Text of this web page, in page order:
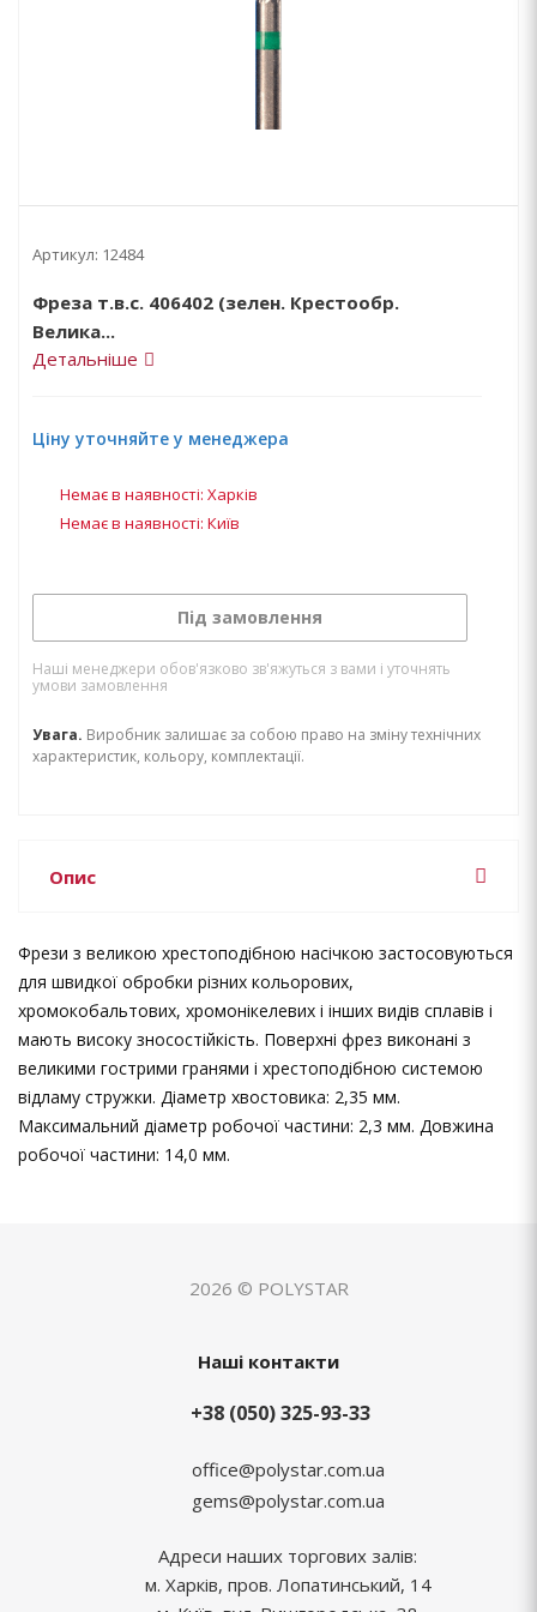
Артикул: 12484
Фреза т.в.с. 406402 (зелен. Крестообр.
Велика...
Детальніше
Ціну уточняйте у менеджера
Немає в наявності: Харків
Немає в наявності: Київ
Під замовлення
Наші менеджери обов'язково зв'яжуться з вами і уточнять
умови замовлення
Увага. Виробник залишає за собою право на зміну технічних
характеристик, кольору, комплектації.
Опис
Фрези з великою хрестоподібною насічкою застосовуються
для швидкої обробки різних кольорових,
хромокобальтових, хромонікелевих і інших видів сплавів і
мають високу зносостійкість. Поверхні фрез виконані з
великими гострими гранями і хрестоподібною системою
відламу стружки. Діаметр хвостовика: 2,35 мм.
Максимальний діаметр робочої частини: 2,3 мм. Довжина
робочої частини: 14,0 мм.
2026 © POLYSTAR
Наші контакти
+38 (050) 325-93-33
office@polystar.com.ua
gems@polystar.com.ua
Адреси наших торгових залів:
м. Харків, пров. Лопатинський, 14